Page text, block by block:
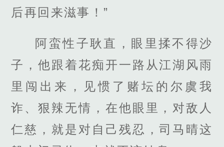
后再回来滋事！”
阿蛮性子耿直，眼里揉不得沙
子，他跟着花痴开一路从江湖风雨
里闯出来，见惯了赌坛的尔虞我
诈、狠辣无情，在他眼里，对敌人
仁慈，就是对自己残忍，司马晴这